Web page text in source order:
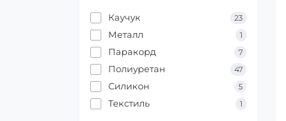
Каучук 23
Металл 1
Паракорд 7
Полиуретан 47
Силикон 5
Текстиль 1